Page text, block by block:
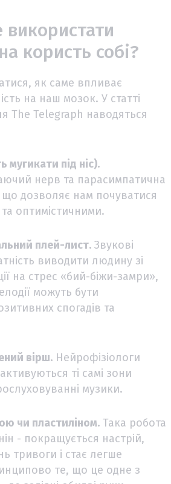
користь собі?
як саме впливає
на наш мозок. У статті
The Telegraph наводяться
мугикати під ніс).
нерв та парасимпатична
дозволяє нам почуватися
оптимістичними.
плей-лист. Звукові
виводити людину зі
на стрес «бий-біжи-замри»,
можуть бути
спогадів та
вірш. Нейрофізіологи
ті самі зони
музики.
чи пластиліном. Така робота
- покращується настрій,
тривоги і стає легше
те, що це одне з